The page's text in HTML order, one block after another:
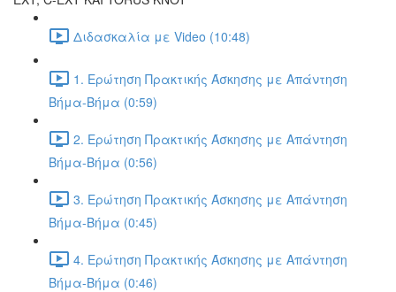
Διδασκαλία με Video (10:48)
1. Ερώτηση Πρακτικής Άσκησης με Απάντηση
Βήμα-Βήμα (0:59)
2. Ερώτηση Πρακτικής Άσκησης με Απάντηση
Βήμα-Βήμα (0:56)
3. Ερώτηση Πρακτικής Άσκησης με Απάντηση
Βήμα-Βήμα (0:45)
4. Ερώτηση Πρακτικής Άσκησης με Απάντηση
Βήμα-Βήμα (0:46)